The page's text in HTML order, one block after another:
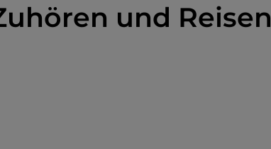
und Reisen